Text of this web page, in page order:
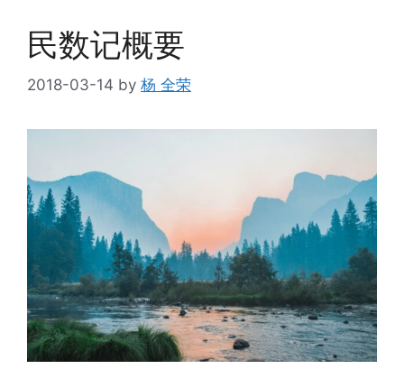
民数记概要
2018-03-14 by 杨 全荣